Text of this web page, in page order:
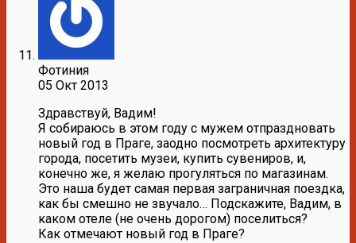
Фотиния
05 Окт 2013
Здравствуй, Вадим!
Я собираюсь в этом году с мужем отпраздновать
новый год в Праге, заодно посмотреть архитектуру
города, посетить музеи, купить сувениров, и,
конечно же, я желаю прогуляться по магазинам.
Это наша будет самая первая заграничная поездка,
как бы смешно не звучало… Подскажите, Вадим, в
каком отеле (не очень дорогом) поселиться?
Как отмечают новый год в Праге?